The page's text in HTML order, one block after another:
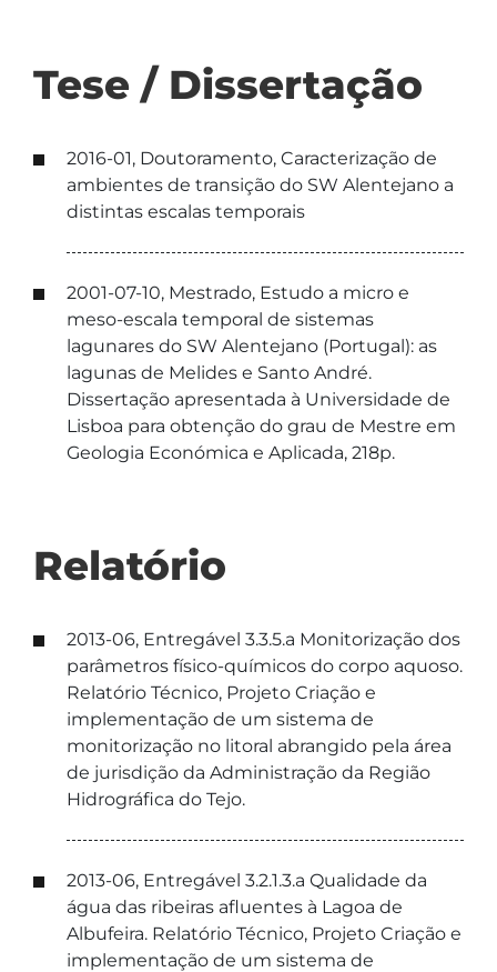
Tese / Dissertação
2016-01, Doutoramento, Caracterização de
ambientes de transição do SW Alentejano a
distintas escalas temporais
2001-07-10, Mestrado, Estudo a micro e
meso-escala temporal de sistemas
lagunares do SW Alentejano (Portugal): as
lagunas de Melides e Santo André.
Dissertação apresentada à Universidade de
Lisboa para obtenção do grau de Mestre em
Geologia Económica e Aplicada, 218p.
Relatório
2013-06, Entregável 3.3.5.a Monitorização dos
parâmetros físico-químicos do corpo aquoso.
Relatório Técnico, Projeto Criação e
implementação de um sistema de
monitorização no litoral abrangido pela área
de jurisdição da Administração da Região
Hidrográfica do Tejo.
2013-06, Entregável 3.2.1.3.a Qualidade da
água das ribeiras afluentes à Lagoa de
Albufeira. Relatório Técnico, Projeto Criação e
implementação de um sistema de